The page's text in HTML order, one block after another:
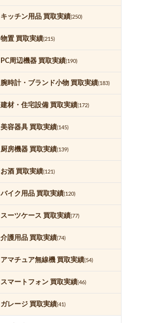
キッチン用品 買取実績(250)
物置 買取実績(215)
PC周辺機器 買取実績(190)
腕時計・ブランド小物 買取実績(183)
建材・住宅設備 買取実績(172)
美容器具 買取実績(145)
厨房機器 買取実績(139)
お酒 買取実績(121)
バイク用品 買取実績(120)
スーツケース 買取実績(77)
介護用品 買取実績(74)
アマチュア無線機 買取実績(54)
スマートフォン 買取実績(46)
ガレージ 買取実績(41)